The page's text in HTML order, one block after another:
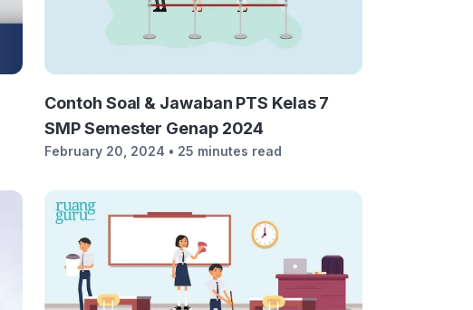
Contoh Soal & Jawaban PTS Kelas 7
SMP Semester Genap 2024
February 20, 2024 • 25 minutes read